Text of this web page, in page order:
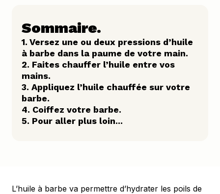
Sommaire.
1. Versez une ou deux pressions d’huile
à barbe dans la paume de votre main.
2. Faites chauffer l’huile entre vos
mains.
3. Appliquez l’huile chauffée sur votre
barbe.
4. Coiffez votre barbe.
5. Pour aller plus loin...
L’huile à barbe va permettre d’hydrater les poils de